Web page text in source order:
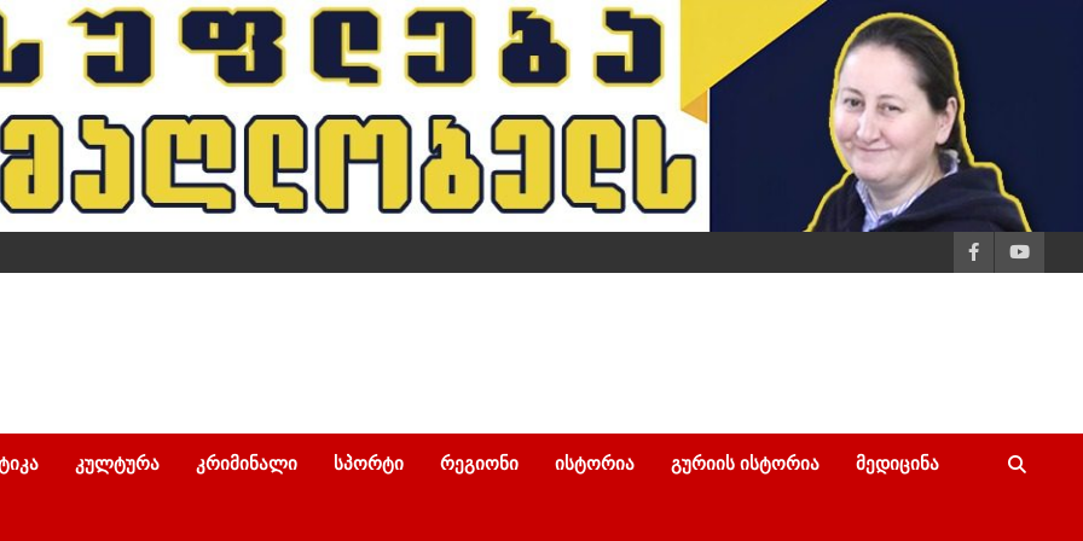
ᲙᲣᲚᲢᲣᲠᲐ ᲙᲠᲘᲛᲘᲜᲐᲚᲘ ᲡᲞᲝᲠᲢᲘ ᲠᲔᲒᲘᲝᲜᲘ ᲘᲡᲢᲝᲠᲘᲐ ᲒᲣᲠᲘᲘᲡ ᲘᲡᲢᲝᲠᲘᲐ ᲛᲔᲓᲘᲪᲘᲜᲐ